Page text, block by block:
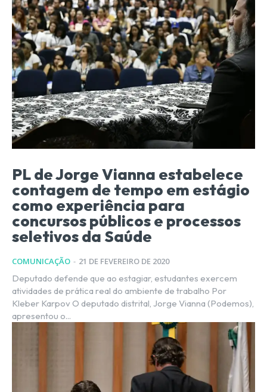
PL de Jorge Vianna estabelece
contagem de tempo em estágio
como experiência para
concursos públicos e processos
seletivos da Saúde
COMUNICAÇÃO - 21 DE FEVEREIRO DE 2020
Deputado defende que ao estagiar, estudantes exercem
atividades de prática real do ambiente de trabalho Por
Kleber Karpov O deputado distrital, Jorge Vianna (Podemos),
apresentou o...